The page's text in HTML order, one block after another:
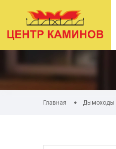
Главная Дымоходы